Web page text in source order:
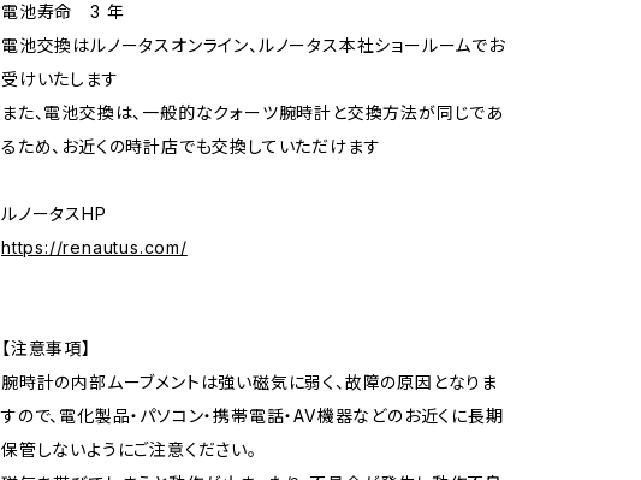
電池寿命 3 年
電池交換はルノータスオンライン、ルノータス本社ショールームでお
受けいたします
また、電池交換は、一般的なクォーツ腕時計と交換方法が同じであ
るため、お近くの時計店でも交換していただけます
ルノータスHP
https://renautus.com/
【注意事項】
腕時計の内部ムーブメントは強い磁気に弱く、故障の原因となりま
すので、電化製品・パソコン・携帯電話・AV機器などのお近くに長期
保管しないようにご注意ください。